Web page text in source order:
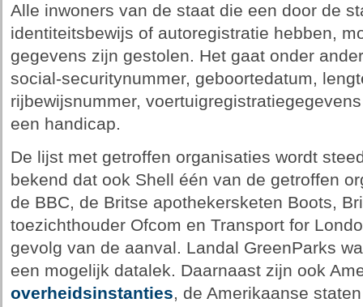
Alle inwoners van de staat die een door de
identiteitsbewijs of autoregistratie hebben,
gegevens zijn gestolen. Het gaat onder
social-securitynummer, geboortedatum,
rijbewijsnummer,
een handicap.
De lijst met getroffen organisaties wordt
bekend dat ook Shell één van de getroffen
de BBC, de Britse apothekersketen Boots,
toezichthouder Ofcom en Transport for
gevolg van de aanval. Landal GreenParks
een mogelijk datalek. Daarnaast zijn ook
overheidsinstanties, de Amerikaanse